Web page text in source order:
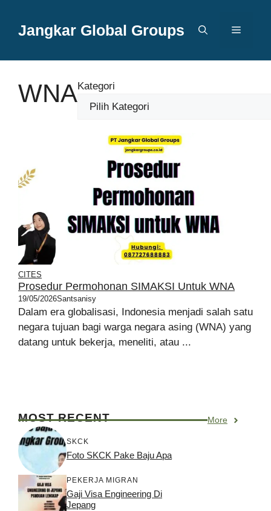
Jangkar Global Groups Menu
WNAKategori
CITES
Prosedur Permohonan SIMAKSI Untuk WNA
19/05/2026Santsanisy
Dalam era globalisasi, Indonesia menjadi salah satu
negara tujuan bagi warga negara asing (WNA) yang
datang untuk bekerja, meneliti, atau ...
MOST RECENT More
SKCK
Foto SKCK Pake Baju Apa
PEKERJA MIGRAN
Gaji Visa Engineering Di
Jepang